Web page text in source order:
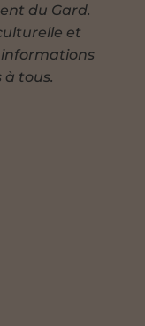
du Gard.
et
informations
à tous.